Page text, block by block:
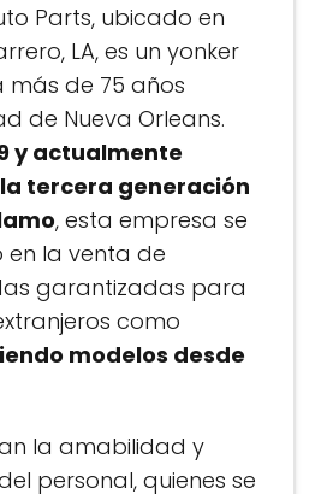
Parts, ubicado en
LA, es un yonker
más de 75 años
de Nueva Orleans.
y actualmente
tercera generación
, esta empresa se
en la venta de
garantizadas para
como
modelos desde
la amabilidad y
personal, quienes se